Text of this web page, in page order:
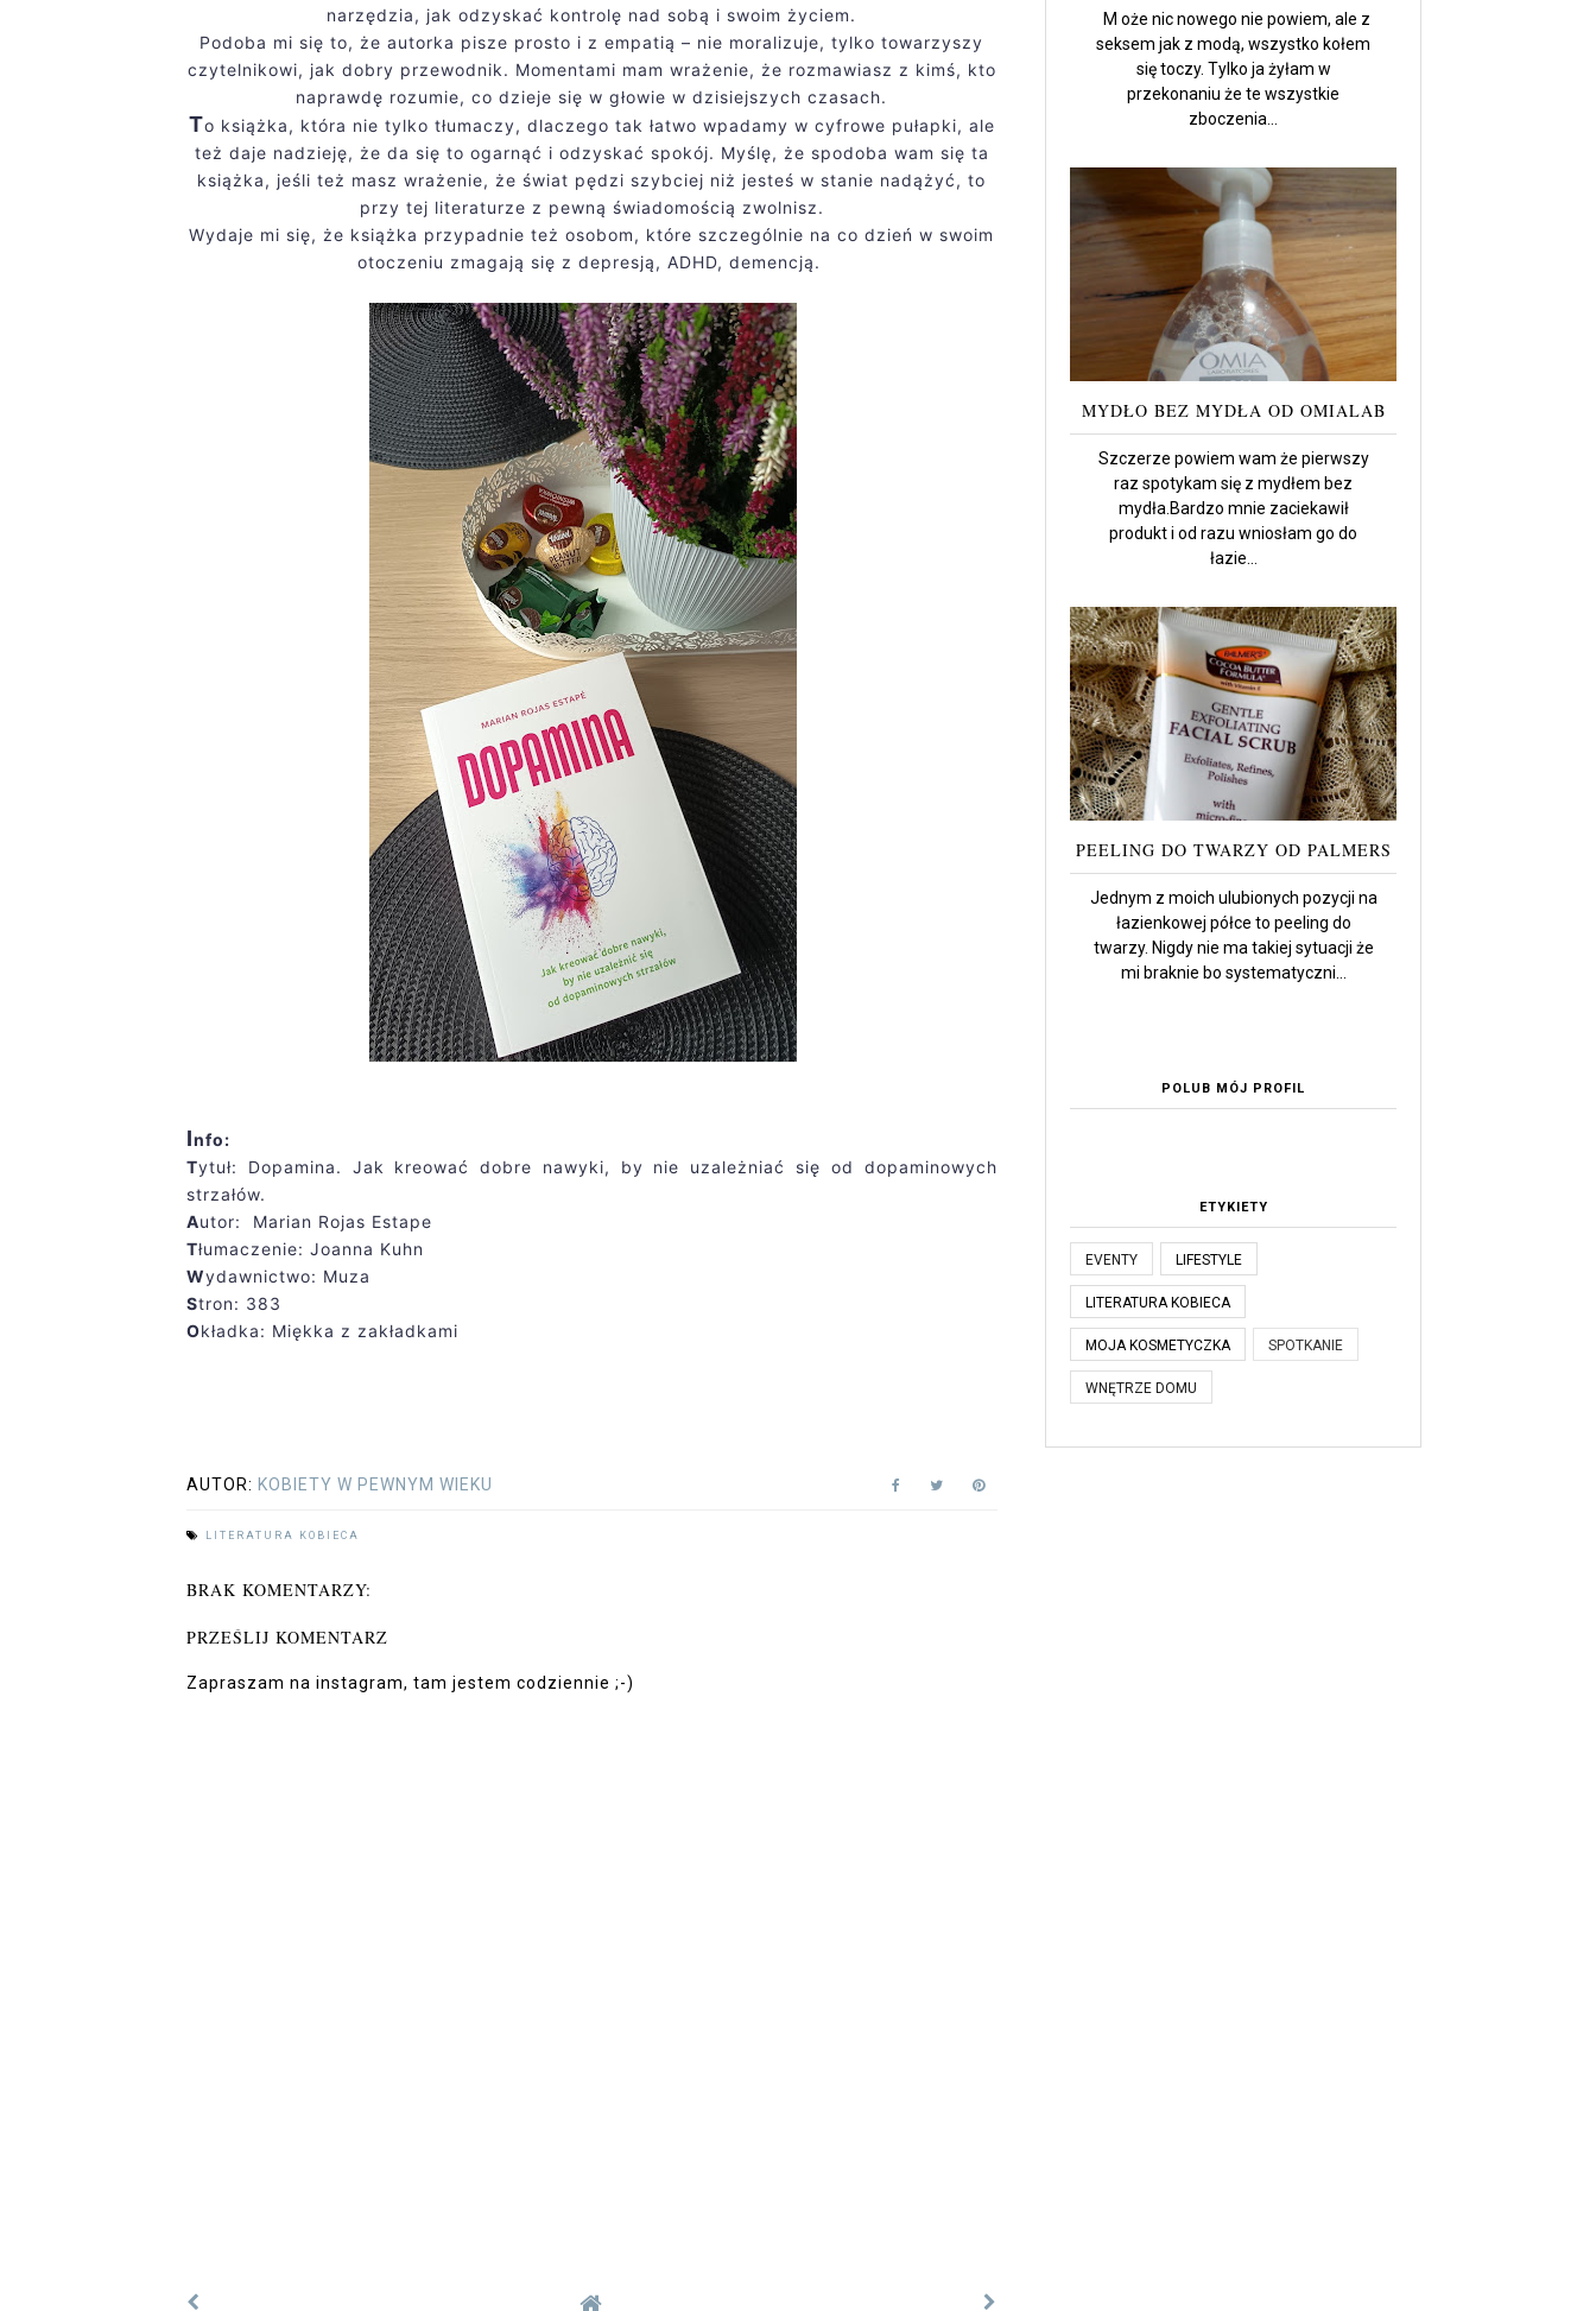
narzędzia, jak odzyskać kontrolę nad sobą i swoim życiem.
Podoba mi się to, że autorka pisze prosto i z empatią – nie moralizuje, tylko towarzyszy
czytelnikowi, jak dobry przewodnik. Momentami mam wrażenie, że rozmawiasz z kimś, kto
naprawdę rozumie, co dzieje się w głowie w dzisiejszych czasach.
To książka, która nie tylko tłumaczy, dlaczego tak łatwo wpadamy w cyfrowe pułapki, ale
też daje nadzieję, że da się to ogarnąć i odzyskać spokój. Myślę, że spodoba wam się ta
książka, jeśli też masz wrażenie, że świat pędzi szybciej niż jesteś w stanie nadążyć, to
przy tej literaturze z pewną świadomością zwolnisz.
Wydaje mi się, że książka przypadnie też osobom, które szczególnie na co dzień w swoim
otoczeniu zmagają się z depresją, ADHD, demencją.
Info:
Tytuł: Dopamina. Jak kreować dobre nawyki, by nie uzależniać się od dopaminowych
strzałów.
Autor: Marian Rojas Estape
Tłumaczenie: Joanna Kuhn
Wydawnictwo: Muza
Stron: 383
Okładka: Miękka z zakładkami
AUTOR: KOBIETY W PEWNYM WIEKU
LITERATURA KOBIECA
BRAK KOMENTARZY:
PRZEŚLIJ KOMENTARZ
Zapraszam na instagram, tam jestem codziennie ;-)
M oże nic nowego nie powiem, ale z
seksem jak z modą, wszystko kołem
się toczy. Tylko ja żyłam w
przekonaniu że te wszystkie
zboczenia...
MYDŁO BEZ MYDŁA OD OMIALAB
Szczerze powiem wam że pierwszy
raz spotykam się z mydłem bez
mydła.Bardzo mnie zaciekawił
produkt i od razu wniosłam go do
łazie...
PEELING DO TWARZY OD PALMERS
Jednym z moich ulubionych pozycji na
łazienkowej półce to peeling do
twarzy. Nigdy nie ma takiej sytuacji że
mi braknie bo systematyczni...
POLUB MÓJ PROFIL
ETYKIETY
EVENTY LIFESTYLE
LITERATURA KOBIECA
MOJA KOSMETYCZKA SPOTKANIE
WNĘTRZE DOMU